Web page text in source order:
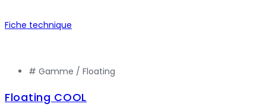
Fiche technique
# Gamme / Floating
Floating COOL